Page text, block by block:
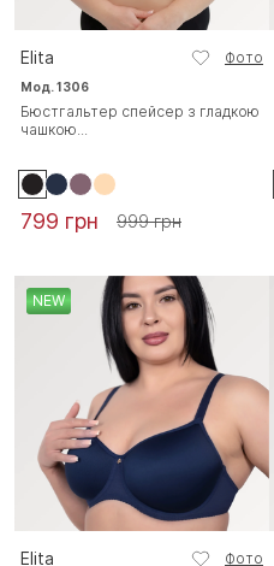
Elita Фото
Мод. 1306
Бюстгальтер спейсер з гладкою
чашкою...
799 грн 999 грн
NEW
Elita Фото